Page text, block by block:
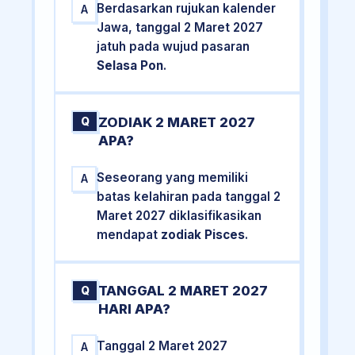
A
Berdasarkan rujukan kalender
Jawa, tanggal 2 Maret 2027
jatuh pada wujud pasaran
Selasa Pon.
Q
ZODIAK 2 MARET 2027
APA?
A
Seseorang yang memiliki
batas kelahiran pada tanggal 2
Maret 2027 diklasifikasikan
mendapat zodiak Pisces.
Q
TANGGAL 2 MARET 2027
HARI APA?
A
Tanggal 2 Maret 2027